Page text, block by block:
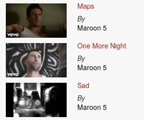
Maps
By
Maroon 5
One More Night
By
Maroon 5
Sad
By
Maroon 5